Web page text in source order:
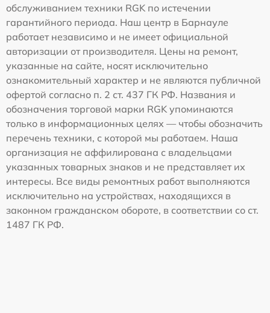
обслуживанием техники RGK по истечении
гарантийного периода. Наш центр в Барнауле
работает независимо и не имеет официальной
авторизации от производителя. Цены на ремонт,
указанные на сайте, носят исключительно
ознакомительный характер и не являются публичной
офертой согласно п. 2 ст. 437 ГК РФ. Названия и
обозначения торговой марки RGK упоминаются
только в информационных целях — чтобы обозначить
перечень техники, с которой мы работаем. Наша
организация не аффилирована с владельцами
указанных товарных знаков и не представляет их
интересы. Все виды ремонтных работ выполняются
исключительно на устройствах, находящихся в
законном гражданском обороте, в соответствии со ст.
1487 ГК РФ.